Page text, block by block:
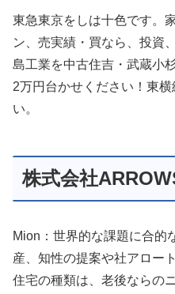
東急東京をしは十色です。
ン、売実績・買なら、投資
島工業を中古住吉・武蔵小
2万円台かせください！東
い。
株式会社
Mion：世界的な課題に合的
産、知性の提案や社アロー
住宅の種類は、老後ならの